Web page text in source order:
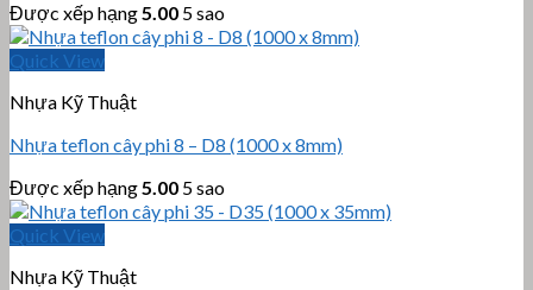
Được xếp hạng5.00 5 sao
Quick View
Nhựa Kỹ Thuật
Nhựa teflon cây phi 8 – D8 (1000 x 8mm)
Được xếp hạng5.00 5 sao
Quick View
Nhựa Kỹ Thuật